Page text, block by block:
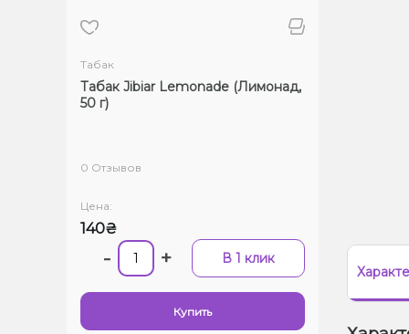
Табак
Табак Jibiar Lemonade (Лимонад,
50 г)
0 Отзывов
Цена:
140₴
- + В 1 клик
Купить